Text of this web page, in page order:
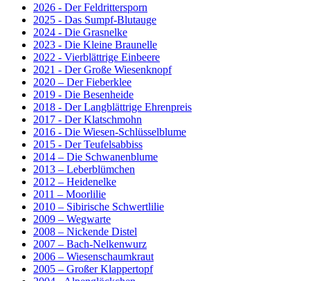
2026 - Der Feldrittersporn
2025 - Das Sumpf-Blutauge
2024 - Die Grasnelke
2023 - Die Kleine Braunelle
2022 - Vierblättrige Einbeere
2021 - Der Große Wiesenknopf
2020 – Der Fieberklee
2019 - Die Besenheide
2018 - Der Langblättrige Ehrenpreis
2017 - Der Klatschmohn
2016 - Die Wiesen-Schlüsselblume
2015 - Der Teufelsabbiss
2014 – Die Schwanenblume
2013 – Leberblümchen
2012 – Heidenelke
2011 – Moorlilie
2010 – Sibirische Schwertlilie
2009 – Wegwarte
2008 – Nickende Distel
2007 – Bach-Nelkenwurz
2006 – Wiesenschaumkraut
2005 – Großer Klappertopf